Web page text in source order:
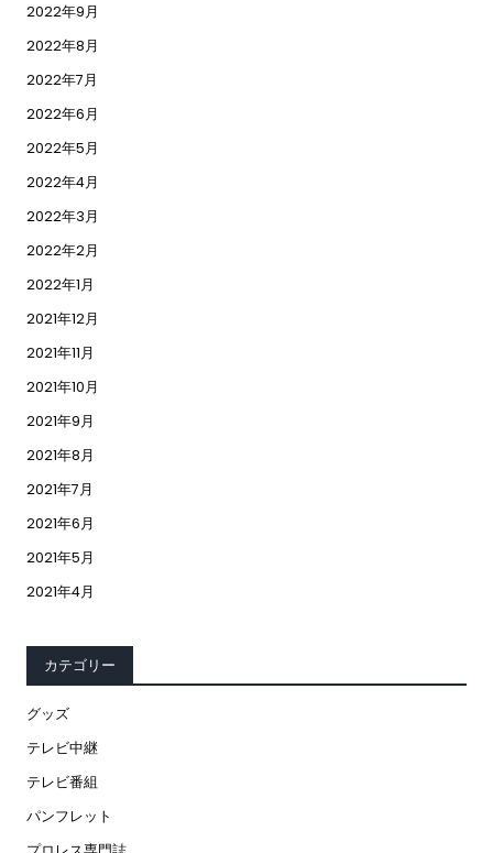
2022年9月
2022年8月
2022年7月
2022年6月
2022年5月
2022年4月
2022年3月
2022年2月
2022年1月
2021年12月
2021年11月
2021年10月
2021年9月
2021年8月
2021年7月
2021年6月
2021年5月
2021年4月
カテゴリー
グッズ
テレビ中継
テレビ番組
パンフレット